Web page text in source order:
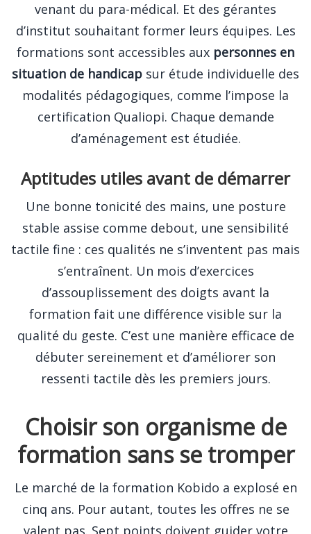
venant du para-médical. Et des gérantes
d’institut souhaitant former leurs équipes. Les
formations sont accessibles aux personnes en
situation de handicap sur étude individuelle des
modalités pédagogiques, comme l’impose la
certification Qualiopi. Chaque demande
d’aménagement est étudiée.
Aptitudes utiles avant de démarrer
Une bonne tonicité des mains, une posture
stable assise comme debout, une sensibilité
tactile fine : ces qualités ne s’inventent pas mais
s’entraînent. Un mois d’exercices
d’assouplissement des doigts avant la
formation fait une différence visible sur la
qualité du geste. C’est une manière efficace de
débuter sereinement et d’améliorer son
ressenti tactile dès les premiers jours.
Choisir son organisme de
formation sans se tromper
Le marché de la formation Kobido a explosé en
cinq ans. Pour autant, toutes les offres ne se
valent pas. Sept points doivent guider votre